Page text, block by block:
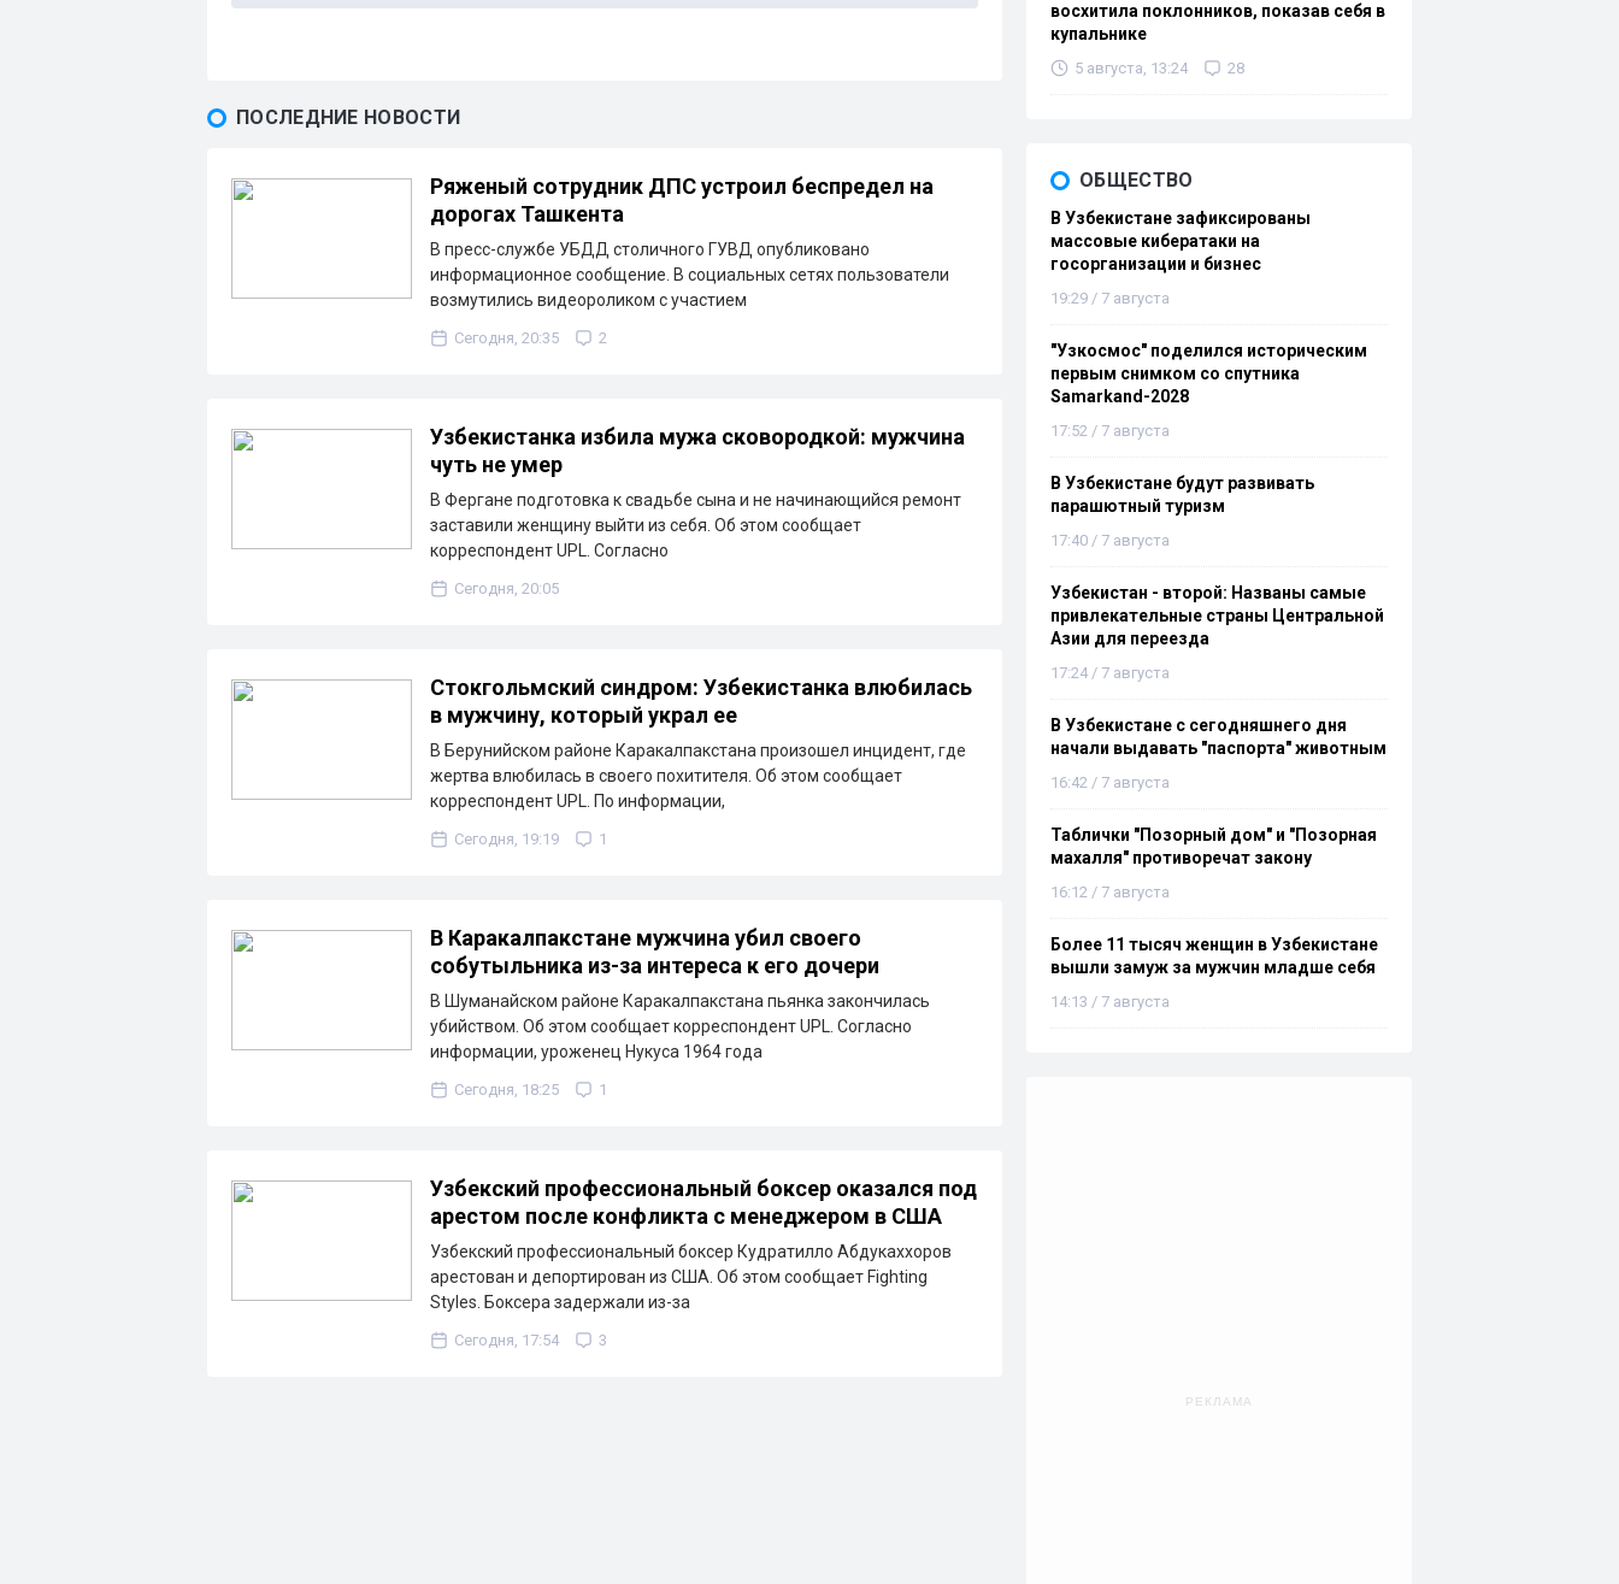
ПОСЛЕДНИЕ НОВОСТИ
Ряженый сотрудник ДПС устроил беспредел на
дорогах Ташкента
В пресс-службе УБДД столичного ГУВД опубликовано
информационное сообщение. В социальных сетях пользователи
возмутились видеороликом с участием
Сегодня, 20:35 2
Узбекистанка избила мужа сковородкой: мужчина
чуть не умер
В Фергане подготовка к свадьбе сына и не начинающийся ремонт
заставили женщину выйти из себя. Об этом сообщает
корреспондент UPL. Согласно
Сегодня, 20:05
Стокгольмский синдром: Узбекистанка влюбилась
в мужчину, который украл ее
В Берунийском районе Каракалпакстана произошел инцидент, где
жертва влюбилась в своего похитителя. Об этом сообщает
корреспондент UPL. По информации,
Сегодня, 19:19 1
В Каракалпакстане мужчина убил своего
собутыльника из-за интереса к его дочери
В Шуманайском районе Каракалпакстана пьянка закончилась
убийством. Об этом сообщает корреспондент UPL. Согласно
информации, уроженец Нукуса 1964 года
Сегодня, 18:25 1
Узбекский профессиональный боксер оказался под
арестом после конфликта с менеджером в США
Узбекский профессиональный боксер Кудратилло Абдукаххоров
арестован и депортирован из США. Об этом сообщает Fighting
Styles. Боксера задержали из-за
Сегодня, 17:54 3
восхитила поклонников, показав себя в
купальнике
5 августа, 13:24 28
ОБЩЕСТВО
В Узбекистане зафиксированы
массовые кибератаки на
госорганизации и бизнес
19:29 / 7 августа
"Узкосмос" поделился историческим
первым снимком со спутника
Samarkand-2028
17:52 / 7 августа
В Узбекистане будут развивать
парашютный туризм
17:40 / 7 августа
Узбекистан - второй: Названы самые
привлекательные страны Центральной
Азии для переезда
17:24 / 7 августа
В Узбекистане с сегодняшнего дня
начали выдавать "паспорта" животным
16:42 / 7 августа
Таблички "Позорный дом" и "Позорная
махалля" противоречат закону
16:12 / 7 августа
Более 11 тысяч женщин в Узбекистане
вышли замуж за мужчин младше себя
14:13 / 7 августа